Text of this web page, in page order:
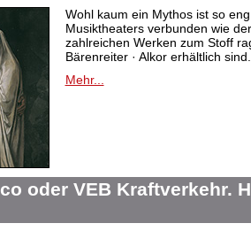
Wohl kaum ein Mythos ist so
Musiktheaters verbunden wie
zahlreichen Werken zum Stoff
Bärenreiter · Alkor erhältlich sind.
Mehr...
oder VEB Kraftverkehr.